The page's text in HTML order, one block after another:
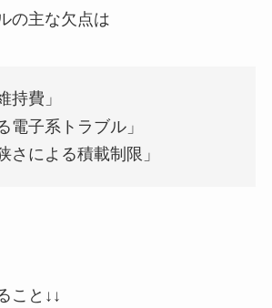
の主な欠点は
持費」
電子系トラブル」
さによる積載制限」
こと↓↓